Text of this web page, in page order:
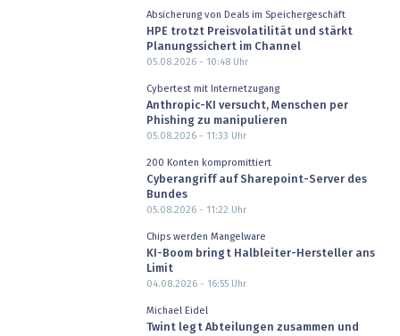
Absicherung von Deals im Speichergeschäft
HPE trotzt Preisvolatilität und stärkt
Planungssichert im Channel
05.08.2026 - 10:48Uhr
Cybertest mit Internetzugang
Anthropic-KI versucht, Menschen per
Phishing zu manipulieren
05.08.2026 - 11:33 Uhr
200 Konten kompromittiert
Cyberangriff auf Sharepoint-Server des
Bundes
05.08.2026 - 11:22 Uhr
Chips werden Mangelware
KI-Boom bringt Halbleiter-Hersteller ans
Limit
04.08.2026 - 16:55Uhr
Michael Eidel
Twint legt Abteilungen zusammen und